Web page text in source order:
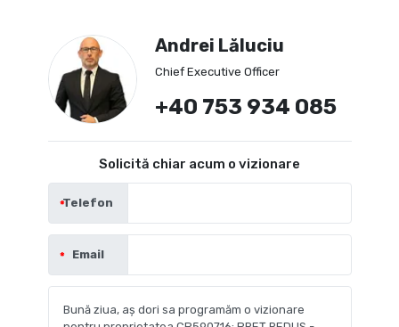
Andrei Lăluciu
Chief Executive Officer
+40 753 934 085
Solicită chiar acum o vizionare
Telefon
Email